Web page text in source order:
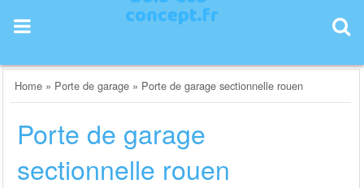
content
Home » Porte de garage » Porte de garage sectionnelle rouen
Porte de garage
sectionnelle rouen